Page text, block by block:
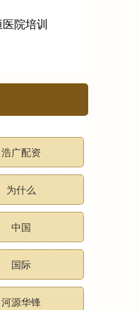
院培训
浩广配资
为什么
中国
国际
河源华锋